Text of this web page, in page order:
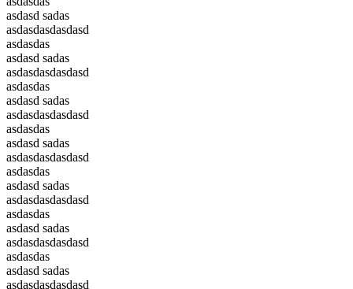
asdasd sadas
asdasdasdasdasd
asdasdas
asdasd sadas
asdasdasdasdasd
asdasdas
asdasd sadas
asdasdasdasdasd
asdasdas
asdasd sadas
asdasdasdasdasd
asdasdas
asdasd sadas
asdasdasdasdasd
asdasdas
asdasd sadas
asdasdasdasdasd
asdasdas
asdasd sadas
asdasdasdasdasd